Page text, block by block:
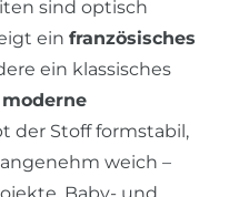
sind optisch
ein französisches
ein klassisches
moderne
der Stoff formstabil,
weich –